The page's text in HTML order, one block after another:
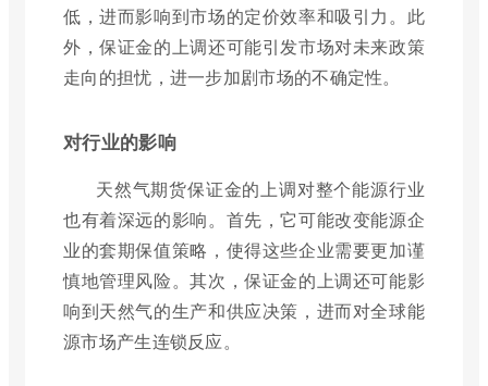
低，进而影响到市场的定价效率和吸引力。此
外，保证金的上调还可能引发市场对未来政策
走向的担忧，进一步加剧市场的不确定性。
对行业的影响
天然气期货保证金的上调对整个能源行业
也有着深远的影响。首先，它可能改变能源企
业的套期保值策略，使得这些企业需要更加谨
慎地管理风险。其次，保证金的上调还可能影
响到天然气的生产和供应决策，进而对全球能
源市场产生连锁反应。